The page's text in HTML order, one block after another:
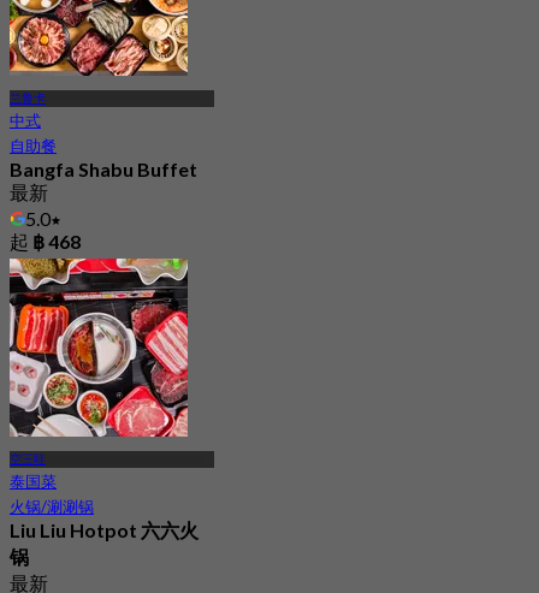
兰鲁卡
中式
自助餐
Bangfa Shabu Buffet
最新
5.0
起 ฿ 468
空三哇
泰国菜
火锅/涮涮锅
Liu Liu Hotpot 六六火
锅
最新